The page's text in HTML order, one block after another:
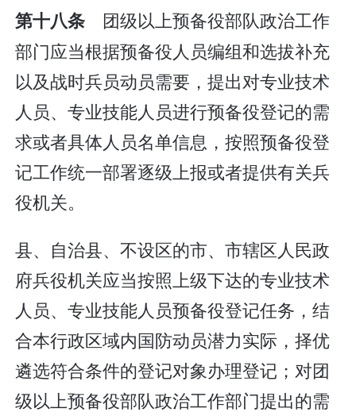
第十八条 团级以上预备役部队政治工作
部门应当根据预备役人员编组和选拔补充
以及战时兵员动员需要，提出对专业技术
人员、专业技能人员进行预备役登记的需
求或者具体人员名单信息，按照预备役登
记工作统一部署逐级上报或者提供有关兵
役机关。
县、自治县、不设区的市、市辖区人民政
府兵役机关应当按照上级下达的专业技术
人员、专业技能人员预备役登记任务，结
合本行政区域内国防动员潜力实际，择优
遴选符合条件的登记对象办理登记；对团
级以上预备役部队政治工作部门提出的需